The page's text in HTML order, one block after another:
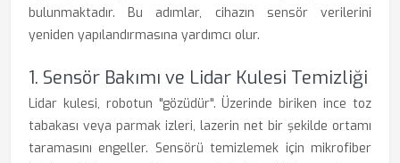
bulunmaktadır. Bu adımlar, cihazın sensör verilerini
yeniden yapılandırmasına yardımcı olur.
1. Sensör Bakımı ve Lidar Kulesi Temizliği
Lidar kulesi, robotun "gözüdür". Üzerinde biriken ince toz
tabakası veya parmak izleri, lazerin net bir şekilde ortamı
taramasını engeller. Sensörü temizlemek için mikrofiber